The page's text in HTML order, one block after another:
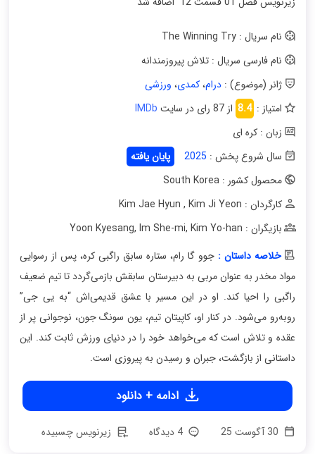
نام سریال : The Winning Try
نام فارسی سریال : تلاش پیروزمندانه
ژانر (موضوع) :درام،کمدی، ورزشی
امتیاز : 8.4 از 87 رای در سایت
IMDb
زبان : کره ای
سال شروع پخش : 2025
پایان یافته
محصول کشور : South Korea
کارگردان : Kim Jae Hyun
, Kim Ji Yeon
بازیگران : Yoon Kyesang
, Im She-mi, Kim Yo-han
خلاصه داستان :جوو گا رام، ستاره سابق راگبی کره، پس از رسوایی
مواد مخدر به عنوان مربی به دبیرستان سابقش بازمی‌گردد تا تیم ضعیف
راگبی را احیا کند. او در این مسیر با عشق قدیمی‌اش “به یی جی”
روبه‌رو می‌شود. در کنار او، کاپیتان تیم، یون سونگ جون، نوجوانی پر از
عقده و تلاش است که می‌خواهد خود را در دنیای ورزش ثابت کند. این
داستانی از بازگشت، جبران و رسیدن به پیروزی است.
ادامه + دانلود
4 دیدگاه زیرنویس چسبیده